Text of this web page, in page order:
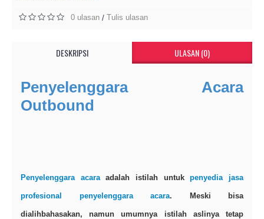
0 ulasan / Tulis ulasan
DESKRIPSI ULASAN (0)
Penyelenggara Acara
Outbound
Penyelenggara acaraadalah istilah untukpenyedia jasa
profesional penyelenggara acara. Meski bisa
dialihbahasakan, namun umumnya istilah aslinya tetap